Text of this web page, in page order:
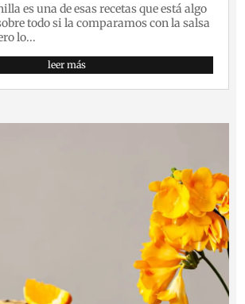
es una de esas recetas que está algo
todo si la comparamos con la salsa
lo...
leer más